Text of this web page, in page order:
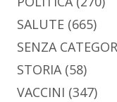
SALUTE (665)
SENZA
STORIA(58)
VACCINI (347)